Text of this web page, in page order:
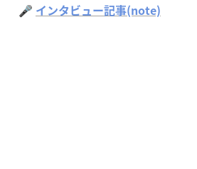
🎤 インタビュー記事(note)